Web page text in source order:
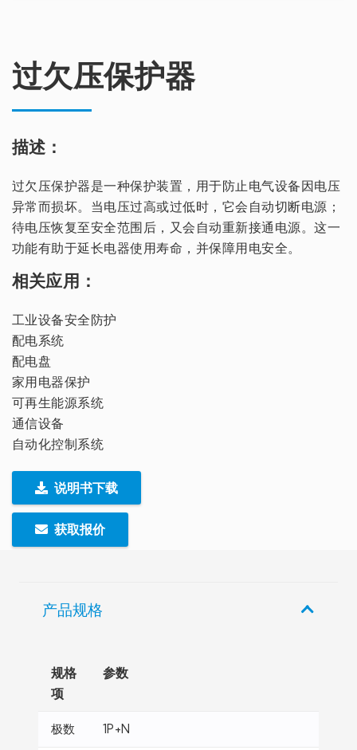
过欠压保护器
描述：
过欠压保护器是一种保护装置，用于防止电气设备因电压
异常而损坏。当电压过高或过低时，它会自动切断电源；
待电压恢复至安全范围后，又会自动重新接通电源。这一
功能有助于延长电器使用寿命，并保障用电安全。
相关应用：
工业设备安全防护
配电系统
配电盘
家用电器保护
可再生能源系统
通信设备
自动化控制系统
说明书下载
获取报价
产品规格
规格
项
参数
极数 1P+N